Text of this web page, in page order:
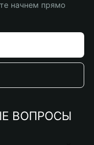
начнем прямо
ВОПРОСЫ